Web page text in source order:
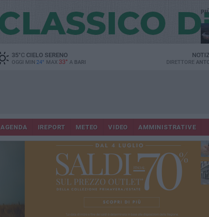
35°CCIELO SERENO
OGGI MIN 24° MAX 33° A BARI DIRETTORE
AGENDA IREPORT METEO VIDEO AMMINISTRATIVE